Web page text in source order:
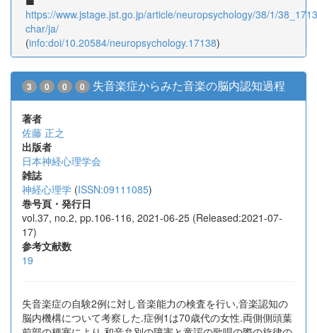
https://www.jstage.jst.go.jp/article/neuropsychology/38/1/
char/ja/
(info:doi/10.20584/neuropsychology.17138)
3 0 0 0 失音楽症からみた音楽の脳内認知過程
著者
佐藤 正之
出版者
日本神経心理学会
雑誌
神経心理学 (ISSN:09111085)
巻号頁・発行日
vol.37, no.2, pp.106-116, 2021-06-25 (Released:2021-07-
17)
参考文献数
19
失音楽症の自験2例に対し音楽能力の検査を行い,音楽認知の
脳内機構について考察した.症例1は70歳代の女性.両側側頭葉